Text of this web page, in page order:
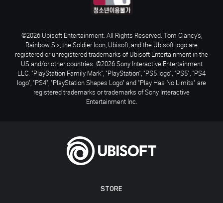
STORE
©2026 Ubisoft Entertainment. All Rights Reserved. Tom Clancy’s,
Rainbow Six, the Soldier Icon, Ubisoft, and the Ubisoft logo are
registered or unregistered trademarks of Ubisoft Entertainment in the
US and/or other countries. ©2026 Sony Interactive Entertainment
LLC. "PlayStation Family Mark", "PlayStation", "PS5 logo", "PS5", "PS4
logo", "PS4", "PlayStation Shapes Logo" and "Play Has No Limits" are
registered trademarks or trademarks of Sony Interactive
Entertainment Inc.